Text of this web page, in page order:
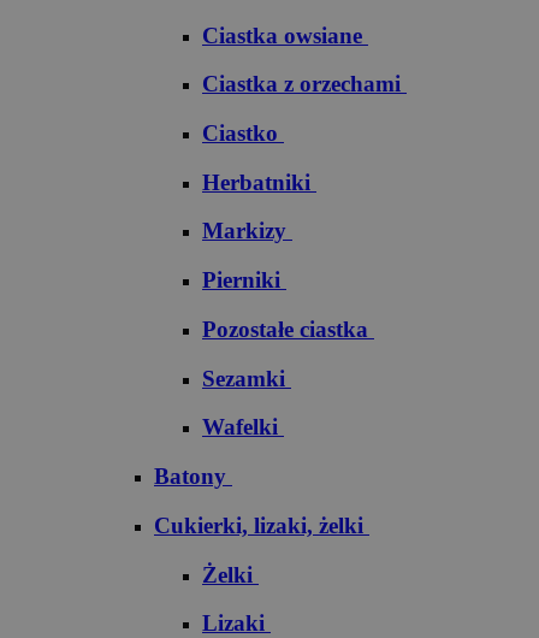
Ciastka owsiane
Ciastka z orzechami
Ciastko
Herbatniki
Markizy
Pierniki
Pozostałe ciastka
Sezamki
Wafelki
Batony
Cukierki, lizaki, żelki
Żelki
Lizaki